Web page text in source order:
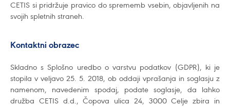
CETIS si pridržuje pravico do sprememb vsebin, objavljenih na
svojih spletnih straneh.
Kontaktni obrazec
Skladno s Splošno uredbo o varstvu podatkov (GDPR), ki je
stopila v veljavo 25. 5. 2018, ob oddaji vprašanja in soglasju z
namenom, navedenim spodaj, podate soglasje, da lahko
družba CETIS d.d., Čopova ulica 24, 3000 Celje zbira in